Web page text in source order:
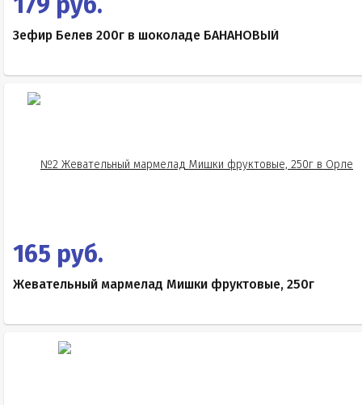
Зефир Белев 200г в шоколаде БАНАНОВЫЙ
165 руб.
Жевательный мармелад Мишки фруктовые, 250г